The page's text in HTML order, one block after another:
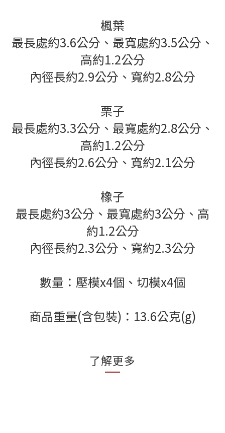
楓葉
最長處約3.6公分、最寬處約3.5公分、
高約1.2公分
內徑長約2.9公分、寬約2.8公分
栗子
最長處約3.3公分、最寬處約2.8公分、
高約1.2公分
內徑長約2.6公分、寬約2.1公分
橡子
最長處約3公分、最寬處約3公分、高
約1.2公分
內徑長約2.3公分、寬約2.3公分
數量：壓模x4個、切模x4個
商品重量(含包裝)：13.6公克(g)
了解更多